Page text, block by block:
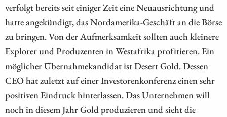
verfolgt bereits seit einiger Zeit eine Neuausrichtung und
hatte angekündigt, das Nordamerika-Geschäft an die Börse
zu bringen. Von der Aufmerksamkeit sollten auch kleinere
Explorer und Produzenten in Westafrika profitieren. Ein
möglicher Übernahmekandidat ist Desert Gold. Dessen
CEO hat zuletzt auf einer Investorenkonferenz einen sehr
positiven Eindruck hinterlassen. Das Unternehmen will
noch in diesem Jahr Gold produzieren und sieht die